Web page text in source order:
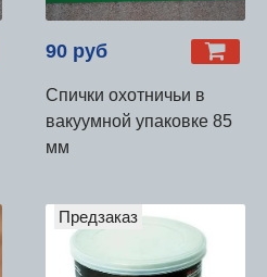
90 руб
Спички охотничьи в
вакуумной упаковке 85
мм
Предзаказ